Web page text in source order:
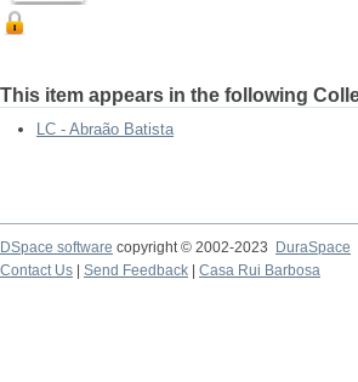
This item appears in the following
LC - Abraão Batista
DSpace software copyright © 2002-2023
DuraSpace
Contact Us
Send Feedback Casa Rui Barbosa